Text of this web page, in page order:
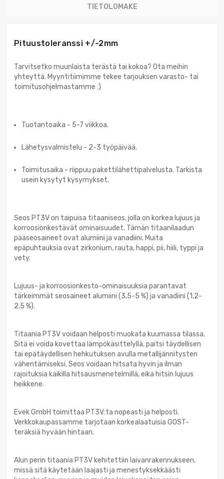
TIETOLOMAKE
Pituustoleranssi +/-2mm
Tarvitsetko muunlaista terästä tai kokoa? Ota meihin
yhteyttä. Myyntitiimimme tekee tarjouksen varasto- tai
toimitusohjelmastamme :)
Tuotantoaika - 5-7 viikkoa.
Lähetysvalmistelu - 2-3 työpäivää.
Toimitusaika - riippuu pakettilähettipalvelusta. Tarkista
usein kysytyt kysymykset.
Seos PT3V on taipuisa titaaniseos, jolla on korkea lujuus ja
korroosionkestävät ominaisuudet. Tämän titaanilaadun
pääseosaineet ovat alumiini ja vanadiini. Muita
epäpuhtauksia ovat zirkonium, rauta, happi, pii, hiili, typpi ja
vety.
Lujuus- ja korroosionkesto-ominaisuuksia parantavat
tärkeimmät seosaineet alumiini (3,5-5 %) ja vanadiini (1,2-
2,5 %).
Titaania PT3V voidaan helposti muokata kuumassa tilassa.
Sitä ei voida kovettaa lämpökäsittelyllä, paitsi täydellisen
tai epätäydellisen hehkutuksen avulla metallijännitysten
vähentämiseksi. Seos voidaan hitsata hyvin ja ilman
rajoituksia kaikilla hitsausmenetelmillä, eikä hitsin lujuus
heikkene.
Evek GmbH toimittaa PT3V:ta nopeasti ja helposti.
Verkkokaupassamme tarjotaan korkealaatuisia GOST-
teräksiä hyvään hintaan.
Alun perin titaania PT3V kehitettiin laivanrakennukseen,
missä sitä käytetään laajasti ja menestyksekkäästi